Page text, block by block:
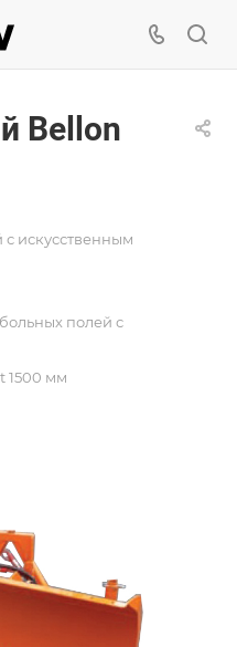
Bellon
искусственным
полей с
1500 мм